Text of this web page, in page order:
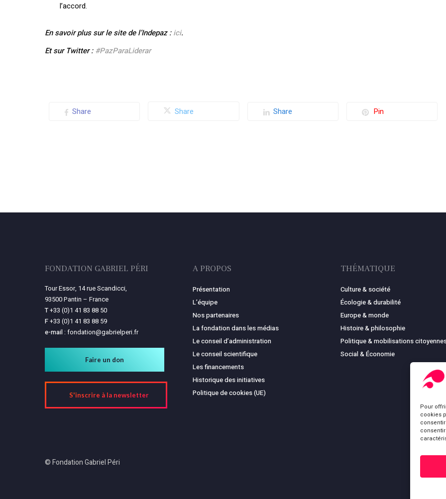
Pour
cookies
Sous-total :
l’accord.
En savoir plus sur le site de l’Indepaz :ici.
Et sur Twitter :#PazParaLiderar
Share Share Share Pin
FONDATION GABRIEL PÉRI
Tour Essor, 14 rue Scandicci,
93500 Pantin – France
T+33 (0)1 41 83 88 50
F+33 (0)1 41 83 88 59
e-mail : fondation@gabrielperi.fr
Faire un don
S'inscrire à la newsletter
A PROPOS
Présentation
L’équipe
Nos partenaires
La fondation dans les médias
Le conseil d’administration
Le conseil scientifique
Les financements
Historique des initiatives
Politique de cookies (UE)
THÉMATIQUE
Culture & société
Écologie & durabilité
Europe & monde
Histoire & philosophie
Politique & mobilisations
Social & Économie
© Fondation Gabriel Péri